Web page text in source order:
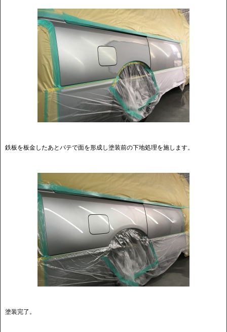
鉄板を板金したあとパテで面を形成し塗装前の下地処理を施します。
塗装完了。